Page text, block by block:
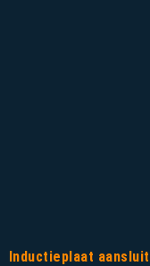
Inductieplaat